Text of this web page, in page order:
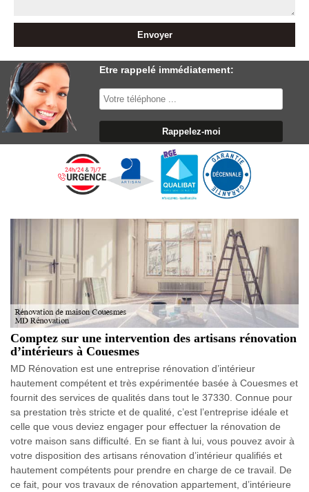
Etre rappelé immédiatement:
Comptez sur une intervention des artisans rénovation
d’intérieurs à Couesmes
MD Rénovation est une entreprise rénovation d’intérieur
hautement compétent et très expérimentée basée à Couesmes et
fournit des services de qualités dans tout le 37330. Connue pour
sa prestation très stricte et de qualité, c’est l’entreprise idéale et
celle que vous deviez engager pour effectuer la rénovation de
votre maison sans difficulté. En se fiant à lui, vous pouvez avoir à
votre disposition des artisans rénovation d’intérieur qualifiés et
hautement compétents pour prendre en charge de ce travail. De
ce fait, pour vos travaux de rénovation appartement, d’intérieure